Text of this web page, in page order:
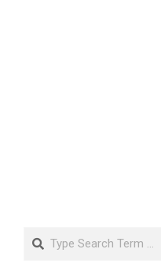
Search